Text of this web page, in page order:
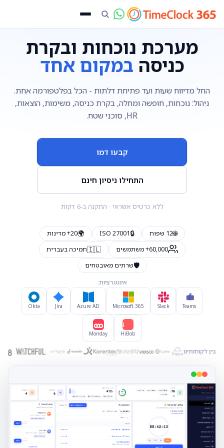
מערכת נוכחות ובקרת
כניסה במקום אחד
החל מדיווח שעות ועד פתיחת דלתות - הכל בפלטפורמה אחת.
ניהול: נוכחות, חופשה ומחלה, בקרת כניסה, משימות, הוצאות,
HR, סוכני שטח.
קבעו דמו
התחילו ניסיון חינם
ללא כרטיס אשראי · התקנה ב-6 דקות
🌐12 שפות 🔒
ISO 27001
🌍20+ מדינות
60,000+ משתמשים
🇮🇱תמיכה בעברית
🛡️שרתים מאובטחים
אינטגרציות:
Teams
Slack
Microsoft 365
Azure AD
Jira
Okta
Hi
HiBob
Monday
בין לקוחותינו